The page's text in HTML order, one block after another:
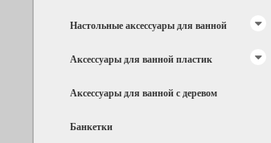
Настольные аксессуары для ванной
Аксессуары для ванной пластик
Аксессуары для ванной с деревом
Банкетки